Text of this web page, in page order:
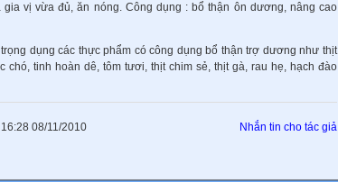
gia vị vừa đủ, ăn nóng. Công dụng : bổ thận ôn dương, nâng cao
dụng các thực phẩm có công dụng bổ thận trợ dương như thịt
chó, tinh hoàn dê, tôm tươi, thịt chim sẻ, thịt gà, rau hẹ, hạch đào
Nhắn tin cho tác giả
16:28 08/11/2010